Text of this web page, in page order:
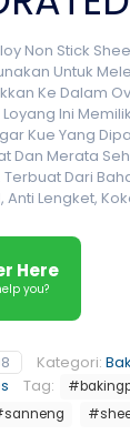
Non Stick
Untuk
Ke Dalam
Loyang Ini
Kue Yang
Dan Merata
Terbuat Dari
Lengket,
Here
you?
Kategori:
Tag: